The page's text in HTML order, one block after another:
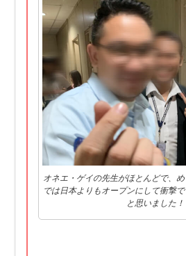
オネエ・ゲイの先生がほとんどで、
では日本よりもオープンにして衝撃
と思いました！